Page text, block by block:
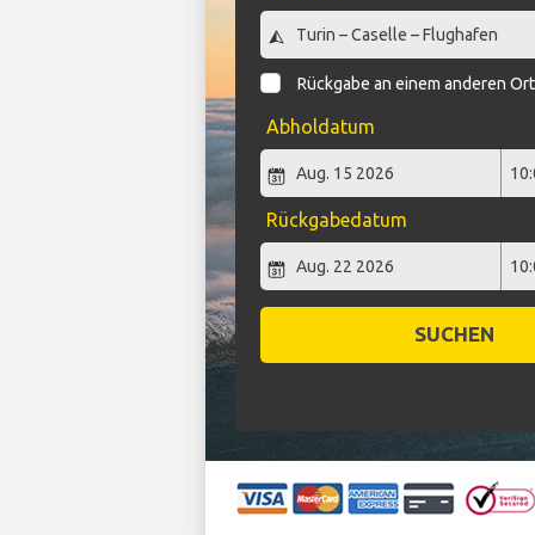
Rückgabe an einem anderen Ort
Abholdatum
Rückgabedatum
SUCHEN